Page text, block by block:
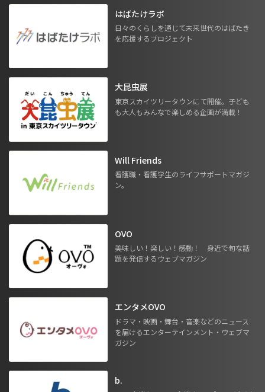
はばたけラボ
日々のくらしを通じて未来世代のはばたき
を応援するプロジェクト
大昆虫展
東京スカイツリータウンにて開催。子ども
も大人もみんなで楽しめる企画が満載！
Will Friends
看護職・看護学生のライフサポートマガジ
ン。
OVO
美味しい！楽しい！感動！ 身近で旬な話
題を発信するウェブマガジン
エンタメOVO
ドラマ・映画・舞台・音楽などのニュース
を届けるエンターテインメント・ウェブマ
ガジン
b.